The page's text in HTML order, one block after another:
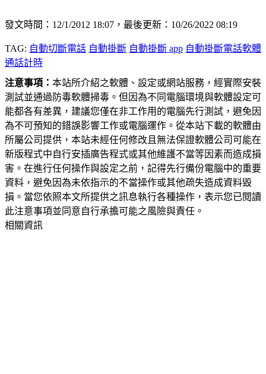
發文時間：12/1/2012 18:07，最後更新：10/26/2022 08:19
TAG: 自動切斷電話 自動掛斷 自動掛斷 app 自動掛斷電話軟體
通話計時
注意事項： 本站所介紹之軟體、設定或網站服務，經實際安裝
測試並通過防毒軟體掃毒。但因為不同電腦環境與軟體設定可
能都各有差異，建議您僅在非工作用的電腦先行測試，避免因
為不可預知的錯誤影響工作或電腦運作。從本站下載的軟體由
所屬公司提供，本站未經任何修改且無法保證軟體公司可能在
新版程式中自行安插廣告程式或其他維護不當等因素而造成損
害。在進行任何操作與設定之前，記得先行備份電腦中的重要
資料，避免因為未依指示的不當操作或其他疏失造成資料毀
損。當您依照本文所提供之訊息執行各種操作，表示您已閱讀
此注意事項並同意自行承擔可能之風險與責任。
相關資訊